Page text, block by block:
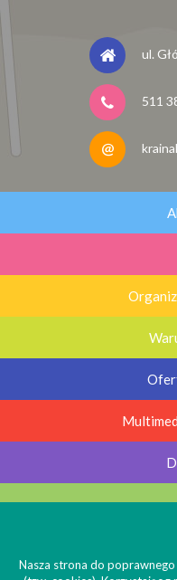
ul.
511
Nasza strona do poprawnego